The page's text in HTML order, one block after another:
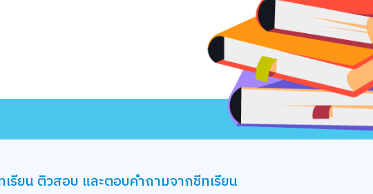
รียน ติวสอบ และตอบคำถามจากชีทเรียน